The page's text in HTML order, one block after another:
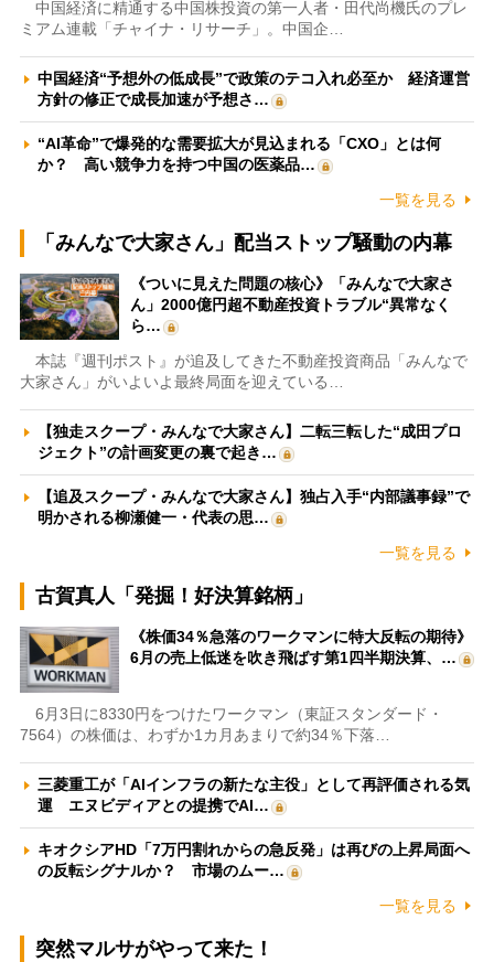
中国経済に精通する中国株投資の第一人者・田代尚機氏のプレ
ミアム連載「チャイナ・リサーチ」。中国企…
中国経済“予想外の低成長”で政策のテコ入れ必至か 経済運営
方針の修正で成長加速が予想さ…
“AI革命”で爆発的な需要拡大が見込まれる「CXO」とは何
か？ 高い競争力を持つ中国の医薬品…
一覧を見る
「みんなで大家さん」配当ストップ騒動の内幕
《ついに見えた問題の核心》「みんなで大家さ
ん」2000億円超不動産投資トラブル“異常なく
ら…
本誌『週刊ポスト』が追及してきた不動産投資商品「みんなで
大家さん」がいよいよ最終局面を迎えている…
【独走スクープ・みんなで大家さん】二転三転した“成田プロ
ジェクト”の計画変更の裏で起き…
【追及スクープ・みんなで大家さん】独占入手“内部議事録”で
明かされる柳瀬健一・代表の思…
一覧を見る
古賀真人「発掘！好決算銘柄」
《株価34％急落のワークマンに特大反転の期待》
6月の売上低迷を吹き飛ばす第1四半期決算、…
6月3日に8330円をつけたワークマン（東証スタンダード・
7564）の株価は、わずか1カ月あまりで約34％下落…
三菱重工が「AIインフラの新たな主役」として再評価される気
運 エヌビディアとの提携でAI…
キオクシアHD「7万円割れからの急反発」は再びの上昇局面へ
の反転シグナルか？ 市場のムー…
一覧を見る
突然マルサがやって来た！